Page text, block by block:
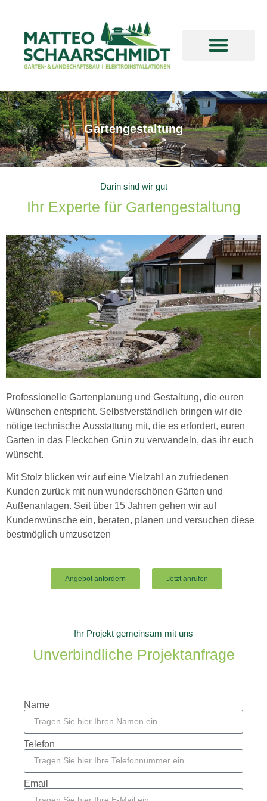
Gartengestaltung
Darin sind wir gut
Ihr Experte für Gartengestaltung
Professionelle Gartenplanung und Gestaltung, die euren
Wünschen entspricht. Selbstverständlich bringen wir die
nötige technische Ausstattung mit, die es erfordert, euren
Garten in das Fleckchen Grün zu verwandeln, das ihr euch
wünscht.
Mit Stolz blicken wir auf eine Vielzahl an zufriedenen
Kunden zurück mit nun wunderschönen Gärten und
Außenanlagen. Seit über 15 Jahren gehen wir auf
Kundenwünsche ein, beraten, planen und versuchen diese
bestmöglich umzusetzen
Angebot anfordern Jetzt anrufen
Ihr Projekt gemeinsam mit uns
Unverbindliche Projektanfrage
Name
Telefon
Email